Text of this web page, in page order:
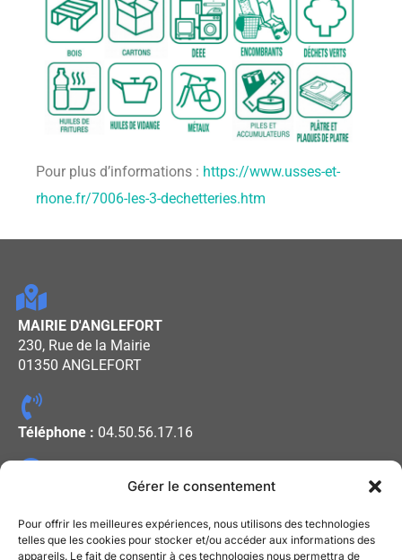
Gérer le consentement
Pour offrir les meilleures expériences, nous utilisons des technologies
telles que les cookies pour stocker et/ou accéder aux informations des
appareils. Le fait de consentir à ces technologies nous permettra de
Pour plus d’informations : https://www.usses-et-
rhone.fr/7006-les-3-dechetteries.htm
MAIRIE D'ANGLEFORT
230, Rue de la Mairie
01350 ANGLEFORT
Téléphone : 04.50.56.17.16
Lundi - Mercredi - Vendredi : De
08h00 à 12h00